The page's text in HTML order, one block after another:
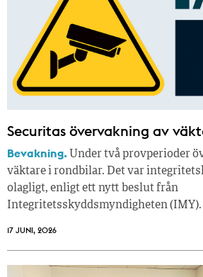
Securitas övervakning av
Bevakning. Under två provperioder
väktare i rondbilar. Det var
olagligt, enligt ett nytt beslut från
Integritetsskyddsmyndigheten (IMY).
17 JUNI, 2026